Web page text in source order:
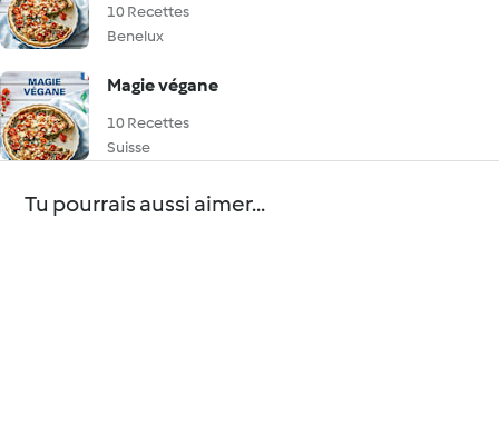
10 Recettes
Benelux
Magie végane
10 Recettes
Suisse
Tu pourrais aussi aimer...